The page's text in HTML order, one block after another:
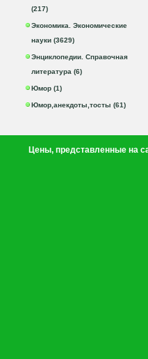
(217)
Экономика. Экономические
науки (3629)
Энциклопедии. Справочная
литература (6)
Юмор (1)
Юмор,анекдоты,тосты (61)
Цены, представленные на